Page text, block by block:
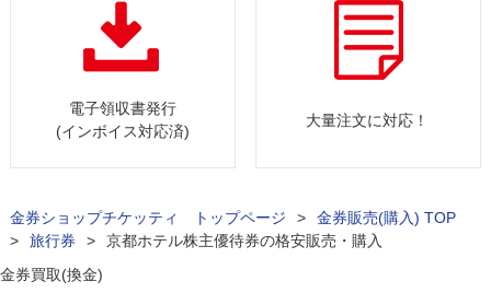
電子領収書発行
(インボイス対応済)
大量注文に対応！
金券ショップチケッティ トップページ >
金券販売(購入) TOP
>
旅行券 >
京都ホテル株主優待券の格安販売・購入
金券買取(換金)